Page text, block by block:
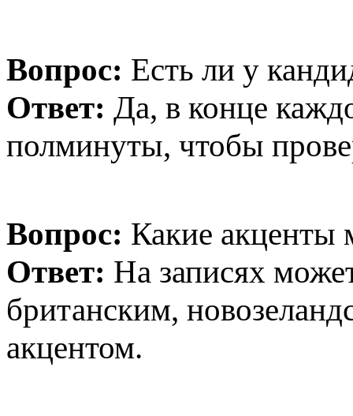
Вопрос: Есть ли у
Ответ: Да, в конце
полминуты, чтобы
Вопрос: Какие акценты
Ответ: На записях
британским,
акцентом.